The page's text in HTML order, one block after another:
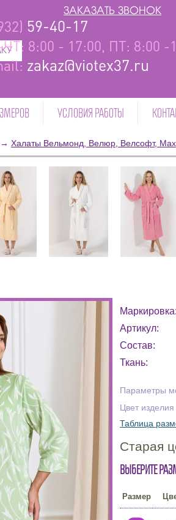
59-40-17
8:00 - 17:00, ПТ: 8:00 -
zakaz@viotex37.ru
ЗАКАЗАТЬ ЗВОНОК
УСЛОВИЯ РАБОТЫ
→ Халаты Вельмонд, Велюр, Велсофт,
Маркировка:
Артикул:
Состав:
Ткань:
Параметры
Цвет
Таблица
Старая
Выберите
Размер